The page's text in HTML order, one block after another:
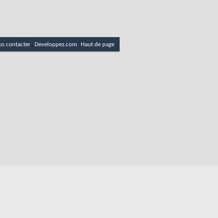
contacter Developpez.com Haut de page